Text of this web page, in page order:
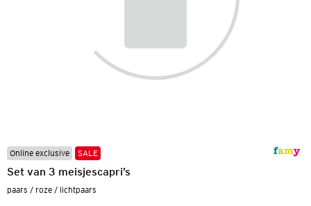
Online exclusive SALE
Set van 3 meisjescapri’s
paars / roze / lichtpaars